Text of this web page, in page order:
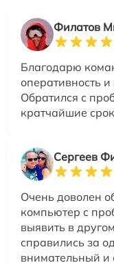
Филатов
Благодарю
оперативность
Обратился с
кратчайшие
Сергеев
Очень доволен
компьютер с
выявить в
справились за
внимательный и